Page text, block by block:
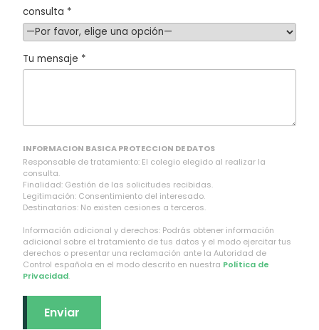
consulta *
Tu mensaje *
INFORMACION BASICA PROTECCION DE DATOS
Responsable de tratamiento: El colegio elegido al realizar la
consulta.
Finalidad: Gestión de las solicitudes recibidas.
Legitimación: Consentimiento del interesado.
Destinatarios: No existen cesiones a terceros.
Información adicional y derechos: Podrás obtener información
adicional sobre el tratamiento de tus datos y el modo ejercitar tus
derechos o presentar una reclamación ante la Autoridad de
Control española en el modo descrito en nuestra Política de
Privacidad.